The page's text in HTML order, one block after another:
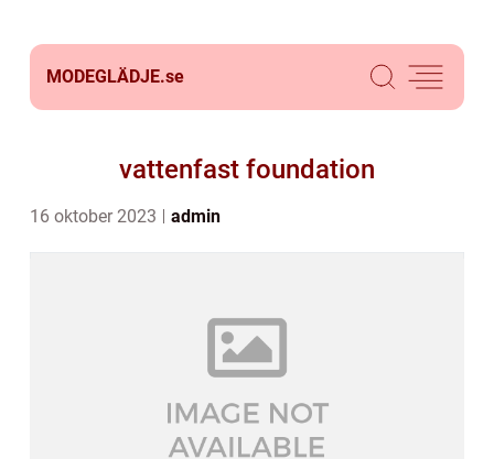
MODEGLÄDJE.se
vattenfast foundation
16 oktober 2023 admin